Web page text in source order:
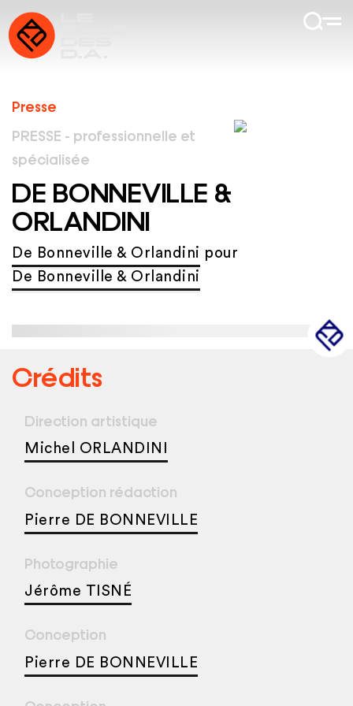
Presse
PRESSE - professionnelle et
spécialisée
DE BONNEVILLE &
ORLANDINI
De Bonneville & Orlandini pour
De Bonneville & Orlandini
Crédits
Direction artistique
Michel ORLANDINI
Conception rédaction
Pierre DE BONNEVILLE
Photographie
Jérôme TISNÉ
Conception
Pierre DE BONNEVILLE